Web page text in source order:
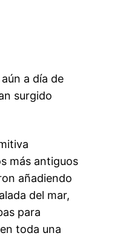
a día de
surgido
más antiguos
añadiendo
del mar,
para
toda una